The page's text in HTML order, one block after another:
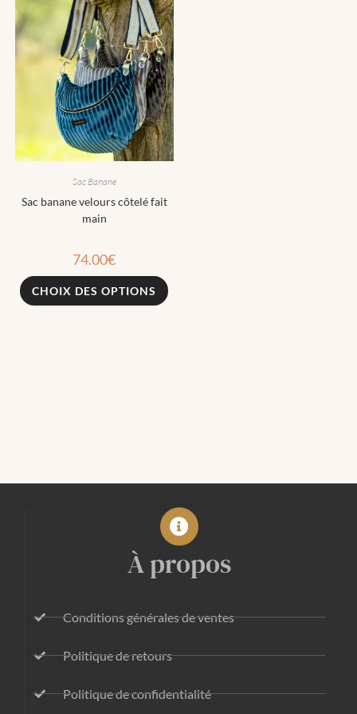
Sac Banane
Sac banane velours côtelé fait
main
74.00€
CHOIX DES OPTIONS
À propos
Conditions générales de ventes
Politique de retours
Politique de confidentialité